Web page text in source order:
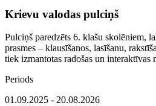
Krievu valodas pulciņš
Pulciņš paredzēts 6. klašu skolēniem,
prasmes – klausīšanos, lasīšanu,
tiek izmantotas radošas un interaktīvas
Periods
01.09.2025 - 20.08.2026